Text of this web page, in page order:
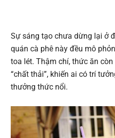
Sự sáng tạo chưa dừng lại ở
quán cà phê này đều mô
toa lét. Thậm chí, thức ăn
“chất thải”, khiến ai có trí
thưởng thức nổi.